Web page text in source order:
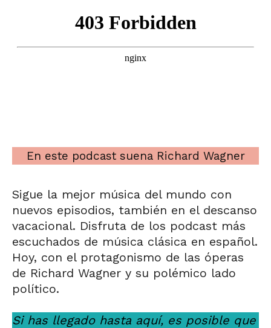
En este podcast suena Richard Wagner
Sigue la mejor música del mundo con
nuevos episodios, también en el descanso
vacacional. Disfruta de los podcast más
escuchados de música clásica en español.
Hoy, con el protagonismo de las óperas
de Richard Wagner y su polémico lado
político.
Si has llegado hasta aquí, es posible que